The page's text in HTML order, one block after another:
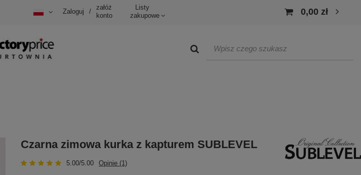
Zaloguj /
załóż
konto
Listy
zakupowe
0,00 zł
Czarna zimowa kurka z kapturem SUBLEVEL
5.00/5.00 Opinie (1)